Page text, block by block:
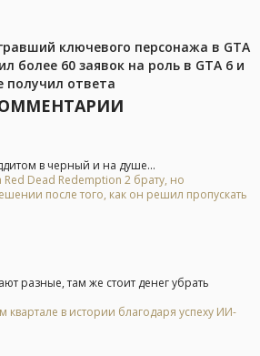
ключевого персонажа в GTA
более 60 заявок на роль в GTA 6 и
получил ответа
в черный и на душе...
Dead Redemption 2 брату, но
после того, как он решил пропускать
разные, там же стоит денег убрать
квартале в истории благодаря успеху ИИ-